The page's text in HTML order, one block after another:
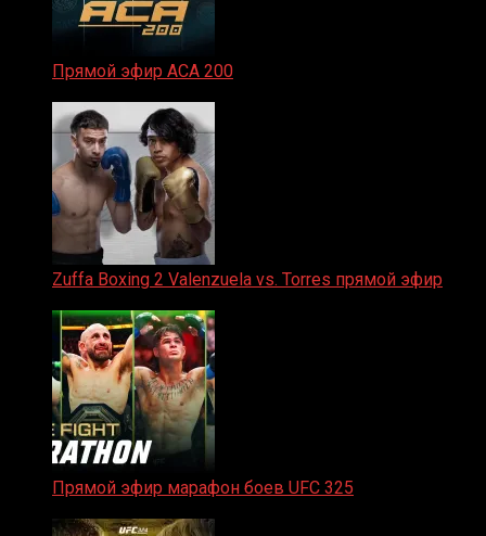
Прямой эфир ACA 200
Zuffa Boxing 2 Valenzuela vs. Torres прямой эфир
Прямой эфир марафон боев UFC 325